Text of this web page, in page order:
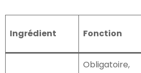
Ingrédient Fonction
Obligatoire,